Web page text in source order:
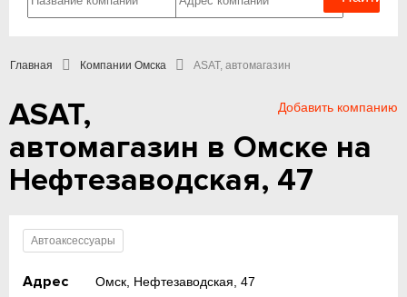
Главная Компании Омска ASAT, автомагазин
Добавить компанию
ASAT,
автомагазин в Омске на
Нефтезаводская, 47
Автоаксессуары
Адрес Омск, Нефтезаводская, 47